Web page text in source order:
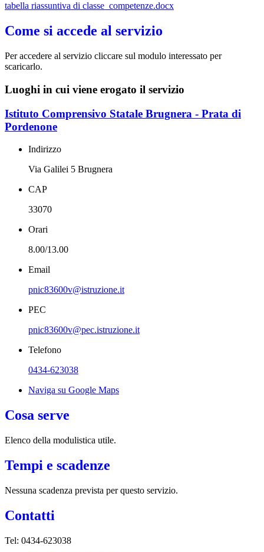
tabella riassuntiva di classe_competenze.docx
Come si accede al servizio
Per accedere al servizio cliccare sul modulo interessato per
scaricarlo.
Luoghi in cui viene erogato il servizio
Istituto Comprensivo Statale Brugnera - Prata di
Pordenone
Indirizzo
Via Galilei 5 Brugnera
CAP
33070
Orari
8.00/13.00
Email
pnic83600v@istruzione.it
PEC
pnic83600v@pec.istruzione.it
Telefono
0434-623038
Naviga su Google Maps
Cosa serve
Elenco della modulistica utile.
Tempi e scadenze
Nessuna scadenza prevista per questo servizio.
Contatti
Tel: 0434-623038